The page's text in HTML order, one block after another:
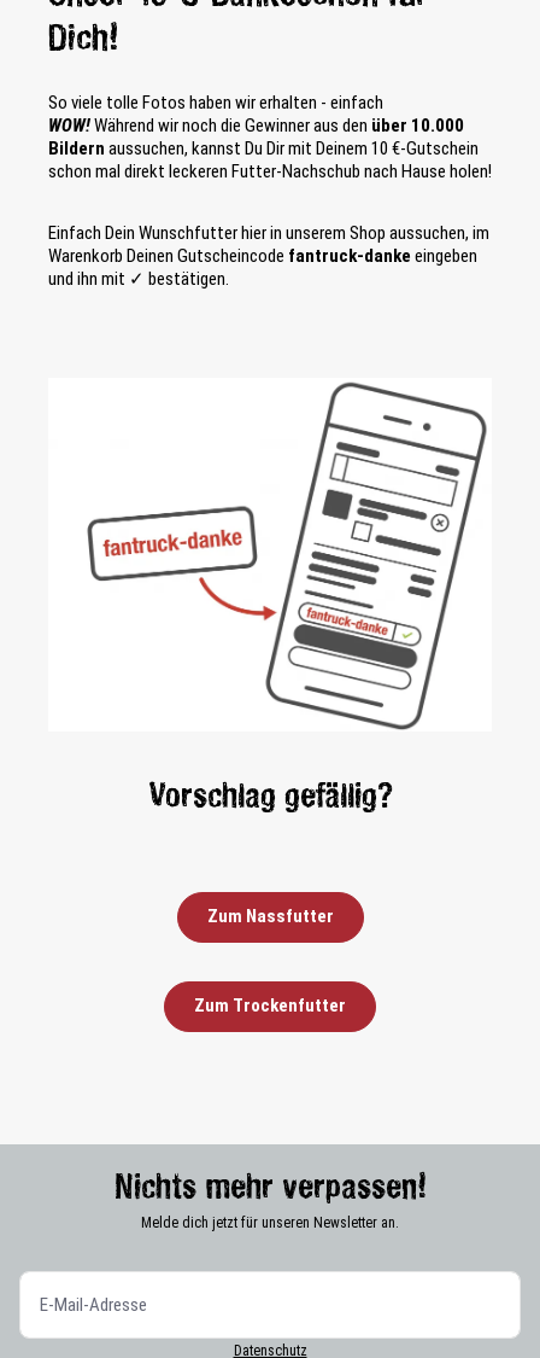
Dich!
So viele tolle Fotos haben wir erhalten - einfach
WOW!Während wir noch die Gewinner aus den über 10.000
Bildern aussuchen, kannst Du Dir mit Deinem 10 €-Gutschein
schon mal direkt leckeren Futter-Nachschub nach Hause holen!
Einfach Dein Wunschfutter hier in unserem Shop aussuchen, im
Warenkorb Deinen Gutscheincode fantruck-danke eingeben
und ihn mit ✓ bestätigen.
Vorschlag gefällig?
Zum Nassfutter
Zum Trockenfutter
Nichts mehr verpassen!
Melde dich jetzt für unseren Newsletter an.
Datenschutz